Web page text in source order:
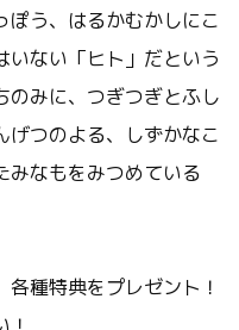
ぽう、はるかむかしにこ
いない「ヒト」だという
のみに、つぎつぎとふし
げつのよる、しずかなこ
みなもをみつめている
種特典をプレゼント！